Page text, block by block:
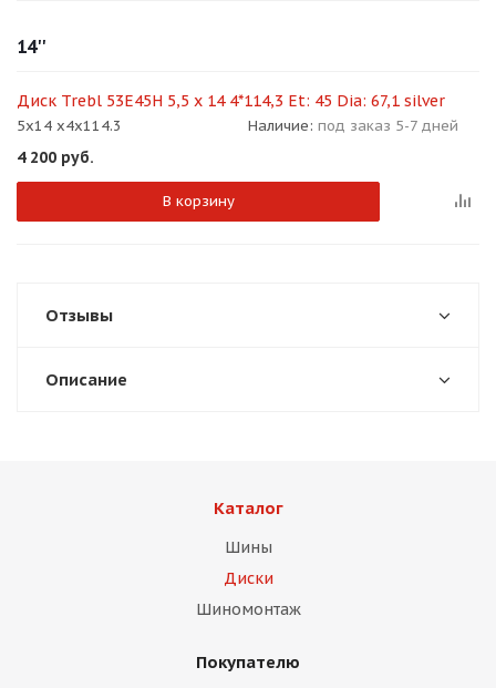
14''
Диск Trebl 53E45H 5,5 x 14 4*114,3 Et: 45 Dia: 67,1 silver
5x14 x4x114.3 Наличие: под заказ 5-7 дней
4 200 руб.
В корзину
Отзывы
Описание
Каталог
Шины
Диски
Шиномонтаж
Покупателю
недели
раз в 2 недели
Остались вопросы?
plait.ru